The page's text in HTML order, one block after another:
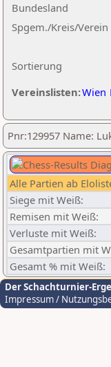
Sortierung
Bundesland
Spgem./Kreis/Verein
Vereinslisten:Wien
Pnr:129957 Name:
Alle Partien ab
Siege mit Weiß:
Remisen mit Weiß:
Verluste mit Weiß:
Gesamtpartien mit
Gesamt % mit Weiß:
Der Schachturnier-
Impressum /